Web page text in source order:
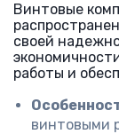
Винтовые
своей
работы и
винтовыми